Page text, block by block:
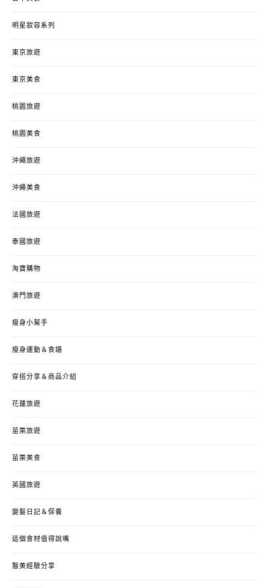
明星妝容系列
東京旅遊
東京美食
桃園旅遊
桃園美食
沖繩旅遊
沖繩美食
法國旅遊
泰國旅遊
淘寶購物
澳門旅遊
瘦身小幫手
瘦身運動＆食譜
穿搭分享＆商品介紹
花蓮旅遊
苗栗旅遊
苗栗美食
英國旅遊
變髮日記＆保養
這個食材值得說嘴
醫美經驗分享